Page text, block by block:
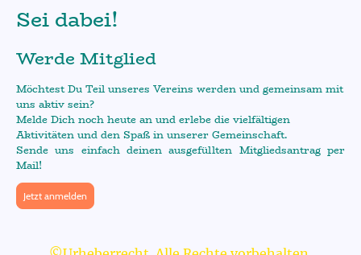
Möchtest Du Teil unseres Vereins werden und gemeinsam mit
uns aktiv sein?
Melde Dich noch heute an und erlebe die vielfältigen
Aktivitäten und den Spaß in unserer Gemeinschaft.
Sende uns einfach deinen ausgefüllten Mitgliedsantrag per
Mail!
Jetzt anmelden
Sei dabei!
Werde Mitglied